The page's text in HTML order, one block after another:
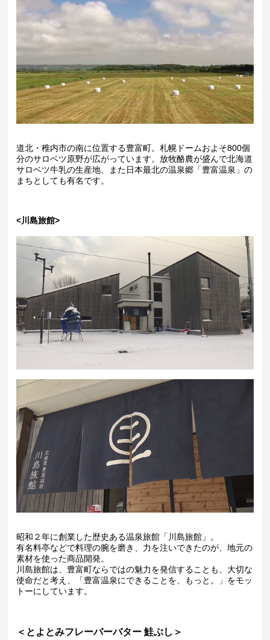
道北・稚内市の南に位置する豊富町。札幌ドームおよそ800個
分のサロベツ原野が広がっています。放牧酪農が盛んで北海道
サロベツ牛乳の生産地、また日本最北の温泉郷「豊富温泉」の
まちとしても有名です。
<川島旅館>
昭和２年に創業した歴史ある温泉旅館「川島旅館」。
有名料亭などで料理の腕を磨き、力を注いできたのが、地元の
素材を使った商品開発。
川島旅館は、豊富町ならではの魅力を発信することも、大切な
使命だと考え、「豊富温泉にできることを、もっと。」をモッ
トーにしています。
＜とよとみフレーバーバター 鮭ぶし＞